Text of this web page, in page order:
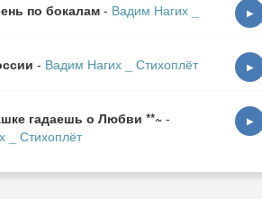
по бокалам - Вадим Нагих _
▶
- Вадим Нагих _ Стихоплёт ▶
гадаешь о Любви **~ -
_ Стихоплёт
▶